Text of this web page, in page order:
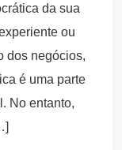
da sua
ou
dos negócios,
é uma parte
No entanto,